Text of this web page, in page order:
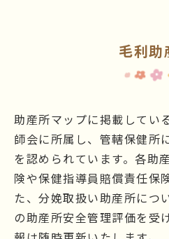
毛利助
助産所マップに掲載してい
師会に所属し、管轄保健所
を認められています。各助
険や保健指導員賠償責任保
た、分娩取扱い助産所につ
の助産所安全管理評価を受